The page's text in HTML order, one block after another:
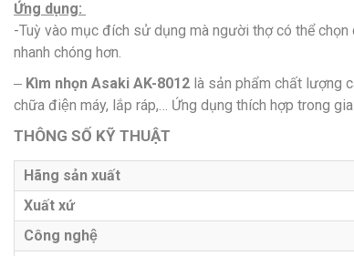
Ứng dụng:
-Tuỳ vào mục đích sử dụng mà người thợ có thể chọn
nhanh chóng hơn.
– Kìm nhọn Asaki AK-8012 là sản phẩm chất lượng
chữa điện máy, lắp ráp,… Ứng dụng thích hợp trong
THÔNG SỐ KỸ THUẬT
Hãng sản xuất
Xuất xứ
Công nghệ